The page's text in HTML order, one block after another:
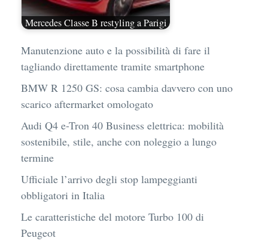
Mercedes Classe B restyling a Parigi
Manutenzione auto e la possibilità di fare il
tagliando direttamente tramite smartphone
BMW R 1250 GS: cosa cambia davvero con uno
scarico aftermarket omologato
Audi Q4 e-Tron 40 Business elettrica: mobilità
sostenibile, stile, anche con noleggio a lungo
termine
Ufficiale l’arrivo degli stop lampeggianti
obbligatori in Italia
Le caratteristiche del motore Turbo 100 di
Peugeot